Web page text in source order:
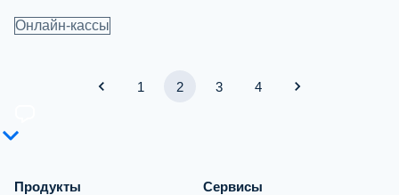
Онлайн-кассы
1 2 3 4
Продукты Сервисы